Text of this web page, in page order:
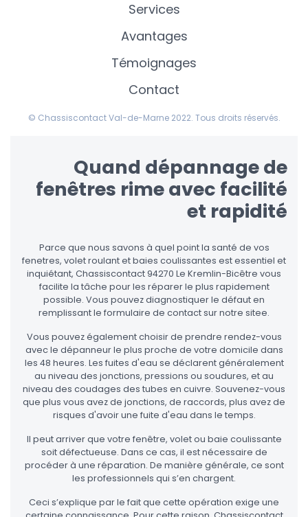
Services
Avantages
Témoignages
Contact
© Chassiscontact Val-de-Marne 2022. Tous droits réservés.
Quand dépannage de
fenêtres rime avec facilité
et rapidité
Parce que nous savons à quel point la santé de vos
fenetres, volet roulant et baies coulissantes est essentiel et
inquiétant, Chassiscontact 94270 Le Kremlin-Bicêtre vous
facilite la tâche pour les réparer le plus rapidement
possible. Vous pouvez diagnostiquer le défaut en
remplissant le formulaire de contact sur notre sitee.
Vous pouvez également choisir de prendre rendez-vous
avec le dépanneur le plus proche de votre domicile dans
les 48 heures. Les fuites d'eau se déclarent généralement
au niveau des jonctions, pressions ou soudures, et au
niveau des coudages des tubes en cuivre. Souvenez-vous
que plus vous avez de jonctions, de raccords, plus avez de
risques d'avoir une fuite d'eau dans le temps.
Il peut arriver que votre fenêtre, volet ou baie coulissante
soit défectueuse. Dans ce cas, il est nécessaire de
procéder à une réparation. De manière générale, ce sont
les professionnels qui s’en chargent.
Ceci s’explique par le fait que cette opération exige une